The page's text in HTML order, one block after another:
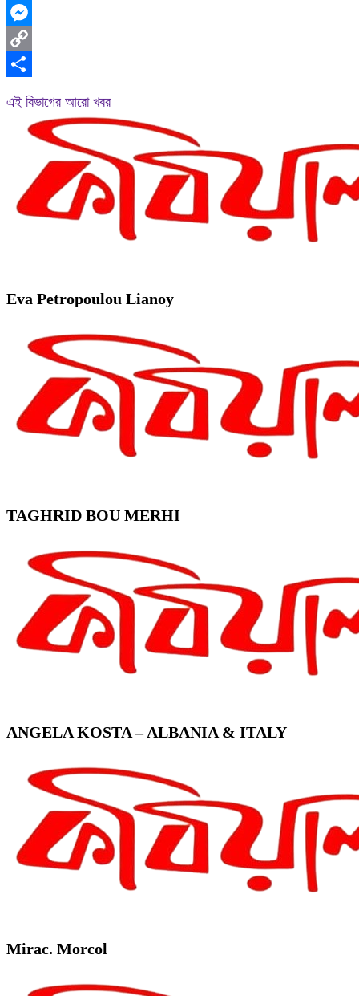
WhatsApp
Messenger
Copy
এই বিভাগের আরো খবর
Eva Petropoulou Lianoy
TAGHRID BOU MERHI
ANGELA KOSTA – ALBANIA & ITALY
Mirac. Morcol